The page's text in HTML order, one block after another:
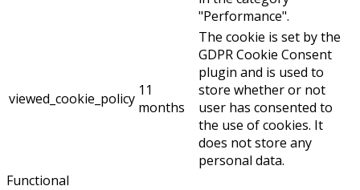
"Performance".
viewed_cookie_policy 11
months
The cookie is set by the
GDPR Cookie Consent
plugin and is used to
store whether or not
user has consented to
the use of cookies. It
does not store any
personal data.
Functional